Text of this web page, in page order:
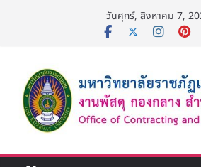
วันศุกร์, สิงหาคม 7,